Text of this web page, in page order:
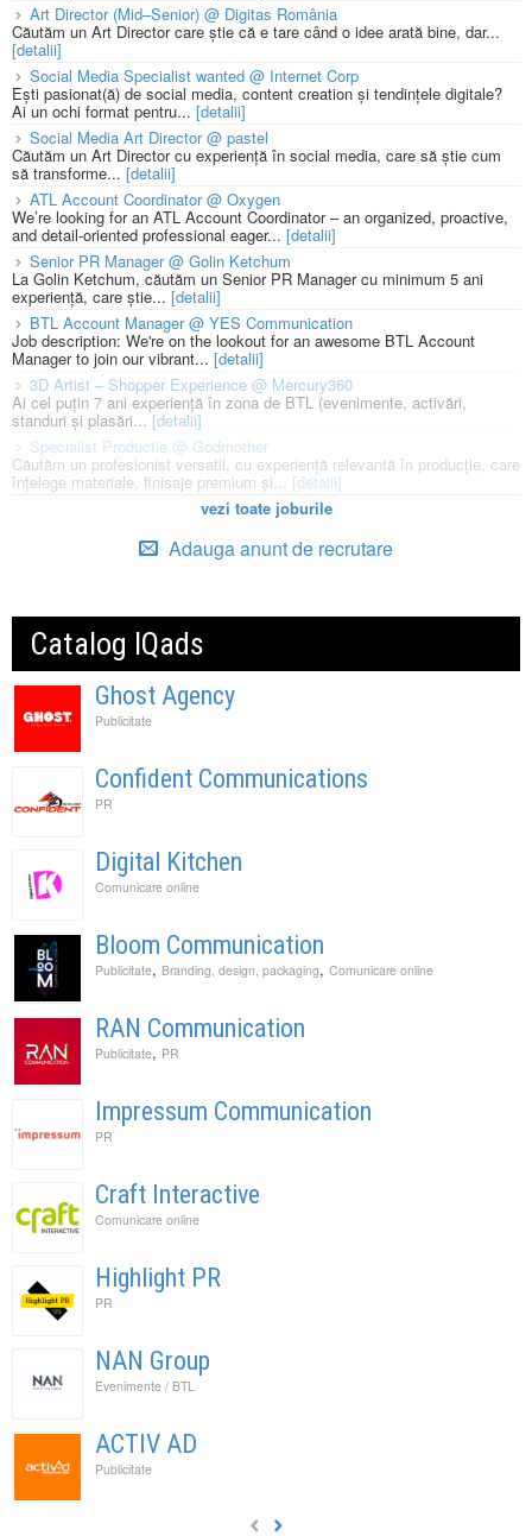
Art Director (Mid–Senior) @ Digitas România
Căutăm un Art Director care știe că e tare când o idee arată bine, dar...
[detalii]
Social Media Specialist wanted @ Internet Corp
Ești pasionat(ă) de social media, content creation și tendințele digitale?
Ai un ochi format pentru... [detalii]
Social Media Art Director @ pastel
Căutăm un Art Director cu experiență în social media, care să știe cum
să transforme... [detalii]
ATL Account Coordinator @ Oxygen
We’re looking for an ATL Account Coordinator – an organized, proactive,
and detail-oriented professional eager... [detalii]
Senior PR Manager @ Golin Ketchum
La Golin Ketchum, căutăm un Senior PR Manager cu minimum 5 ani
experiență, care știe... [detalii]
BTL Account Manager @ YES Communication
Job description: We're on the lookout for an awesome BTL Account
Manager to join our vibrant... [detalii]
3D Artist – Shopper Experience @ Mercury360
Ai cel puțin 7 ani experiență în zona de BTL (evenimente, activări,
standuri și plasări... [detalii]
Specialist Productie @ Godmother
Căutăm un profesionist versatil, cu experiență relevantă în producție, care
înțelege materiale, finisaje premium și... [detalii]
vezi toate joburile
Adauga anunt de recrutare
Catalog IQads
Ghost Agency
Publicitate
Confident Communications
PR
Digital Kitchen
Comunicare online
Bloom Communication
Publicitate, Branding, design, packaging, Comunicare online
RAN Communication
Publicitate, PR
Impressum Communication
PR
Craft Interactive
Comunicare online
Highlight PR
PR
NAN Group
Evenimente / BTL
ACTIV AD
Publicitate